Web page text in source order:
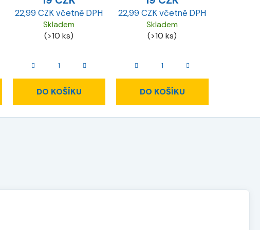
22,99 CZK včetně DPH
Skladem
(>10 ks)
DO KOŠÍKU
22,99 CZK včetně DPH
Skladem
(>10 ks)
DO KOŠÍKU